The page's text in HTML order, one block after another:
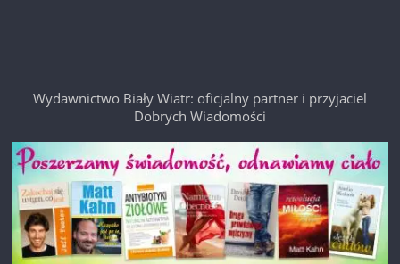
Wydawnictwo Biały Wiatr: oficjalny partner i przyjaciel
Dobrych Wiadomości